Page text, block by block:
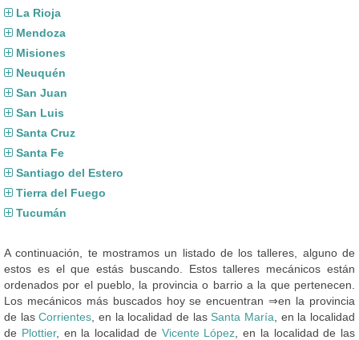
La Rioja
Mendoza
Misiones
Neuquén
San Juan
San Luis
Santa Cruz
Santa Fe
Santiago del Estero
Tierra del Fuego
Tucumán
A continuación, te mostramos un listado de los talleres, alguno de
estos es el que estás buscando. Estos talleres mecánicos están
ordenados por el pueblo, la provincia o barrio a la que pertenecen.
Los mecánicos más buscados hoy se encuentran ⇒en la provincia
de lasCorrientes , en la localidad de las Santa María , en la localidad
de Plottier, en la localidad de Vicente López , en la localidad de las